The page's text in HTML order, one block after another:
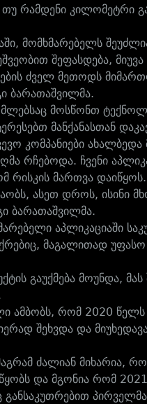
თუ რამდენი კილომეტრი
მომხმარებელს
შეფასდება,
ძველ მეთოდს
ბარათაშვილმა.
მოსწონთ
მანქანასთან
კომპანიები
რჩებოდა. ჩვენი
რისკის მართვა
ასეთ დროს, ისინი
ბარათაშვილმა.
აპლიკაციაში
მაგალითად
გაუქმება მოუნდა,
ამბობს, რომ 2020
შეხვდა და
ძალიან მიხარია,
და მგონია რომ